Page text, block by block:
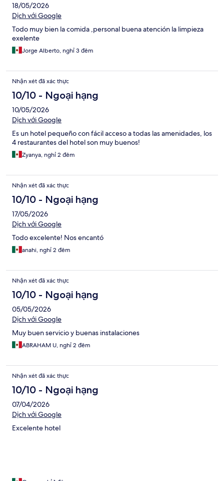
18/05/2026
Dịch với Google
Todo muy bien la comida ,personal buena atención la limpieza
exelente
Jorge Alberto, nghỉ 3 đêm
Nhận xét đã xác thực
10/10 - Ngoại hạng
10/05/2026
Dịch với Google
Es un hotel pequeño con fácil acceso a todas las amenidades, los
4 restaurantes del hotel son muy buenos!
Zyanya, nghỉ 2 đêm
Nhận xét đã xác thực
10/10 - Ngoại hạng
17/05/2026
Dịch với Google
Todo excelente! Nos encantó
anahi, nghỉ 2 đêm
Nhận xét đã xác thực
10/10 - Ngoại hạng
05/05/2026
Dịch với Google
Muy buen servicio y buenas instalaciones
ABRAHAM U, nghỉ 2 đêm
Nhận xét đã xác thực
10/10 - Ngoại hạng
07/04/2026
Dịch với Google
Excelente hotel